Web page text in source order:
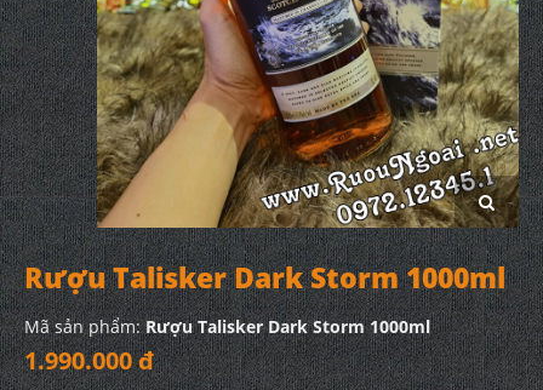
Rượu Talisker Dark Storm 1000ml
Mã sản phẩm:Rượu Talisker Dark Storm 1000ml
1.990.000 đ